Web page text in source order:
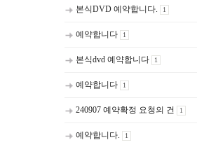
본식DVD 예약합니다. 1
예약합니다 1
본식dvd 예약합니다 1
예약합니다 1
240907 예약확정 요청의 건 1
예약합니다. 1